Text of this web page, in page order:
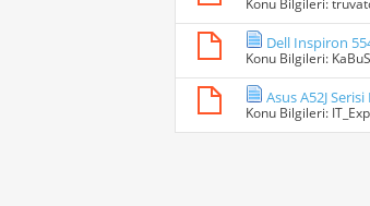
Konu Bilgileri:
Dell Inspiron
Konu Bilgileri:
Asus A52J
Konu Bilgileri: